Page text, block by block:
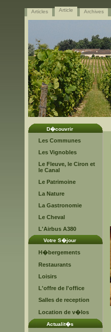
Articles Article Archives
D�couvrir
Les Communes
Les Vignobles
Le Fleuve, le Ciron et
le Canal
Le Patrimoine
La Nature
La Gastronomie
Le Cheval
L'Airbus A380
Votre S�jour
H�bergements
Restaurants
Loisirs
L'offre de l'office
Salles de reception
Location de v�los
Actualit�s